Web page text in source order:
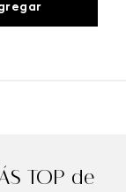
TOP de